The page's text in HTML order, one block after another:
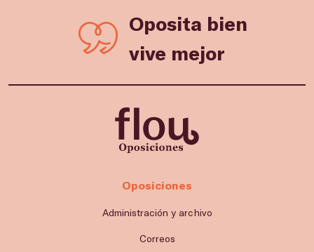
Oposita bien
vive mejor
Oposiciones
Administración y archivo
Correos